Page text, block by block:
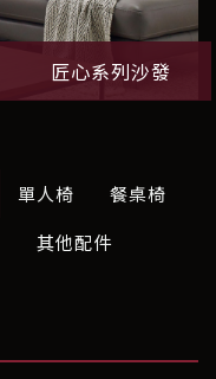
匠心系列沙發
單人椅
餐桌椅
其他配件